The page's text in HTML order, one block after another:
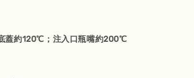
蓋約120℃；注入口瓶嘴約200℃